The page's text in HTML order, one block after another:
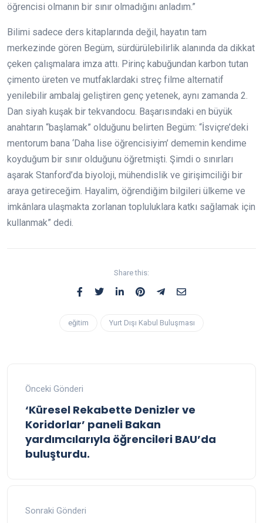
öğrencisi olmanın bir sınır olmadığını anladım.”
Bilimi sadece ders kitaplarında değil, hayatın tam
merkezinde gören Begüm, sürdürülebilirlik alanında da dikkat
çeken çalışmalara imza attı. Pirinç kabuğundan karbon tutan
çimento üreten ve mutfaklardaki streç filme alternatif
yenilebilir ambalaj geliştiren genç yetenek, aynı zamanda 2.
Dan siyah kuşak bir tekvandocu. Başarısındaki en büyük
anahtarın “başlamak” olduğunu belirten Begüm: “İsviçre’deki
mentorum bana ‘Daha lise öğrencisiyim’ dememin kendime
koyduğum bir sınır olduğunu öğretmişti. Şimdi o sınırları
aşarak Stanford’da biyoloji, mühendislik ve girişimciliği bir
araya getireceğim. Hayalim, öğrendiğim bilgileri ülkeme ve
imkânlara ulaşmakta zorlanan topluluklara katkı sağlamak için
kullanmak” dedi.
Share this:
eğitim Yurt Dışı Kabul Buluşması
Önceki Gönderi
‘Küresel Rekabette Denizler ve
Koridorlar’ paneli Bakan
yardımcılarıyla öğrencileri BAU’da
buluşturdu.
Sonraki Gönderi